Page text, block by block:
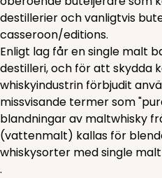
destillerier och vanligtvis
casseroon/editions.
Enligt lag får en single malt
destilleri, och för att skydda
whiskyindustrin förbjudit
missvisande termer som
blandningar av maltwhisky
(vattenmalt) kallas för
whiskysorter med single
.